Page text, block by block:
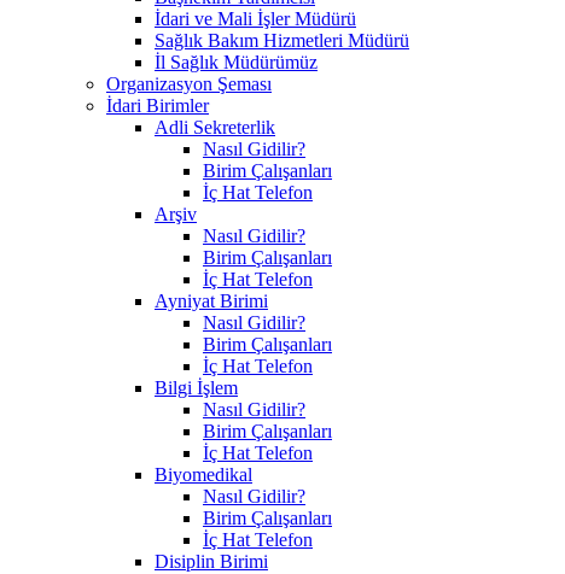
İdari ve Mali İşler Müdürü
Sağlık Bakım Hizmetleri Müdürü
İl Sağlık Müdürümüz
Organizasyon Şeması
İdari Birimler
Adli Sekreterlik
Nasıl Gidilir?
Birim Çalışanları
İç Hat Telefon
Arşiv
Nasıl Gidilir?
Birim Çalışanları
İç Hat Telefon
Ayniyat Birimi
Nasıl Gidilir?
Birim Çalışanları
İç Hat Telefon
Bilgi İşlem
Nasıl Gidilir?
Birim Çalışanları
İç Hat Telefon
Biyomedikal
Nasıl Gidilir?
Birim Çalışanları
İç Hat Telefon
Disiplin Birimi